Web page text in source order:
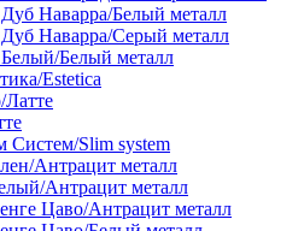
Наварра/Белый металл
Наварра/Серый металл
Белый металл
Estetica
Латте
Систем/Slim system
Антрацит металл
Антрацит металл
Цаво/Антрацит металл